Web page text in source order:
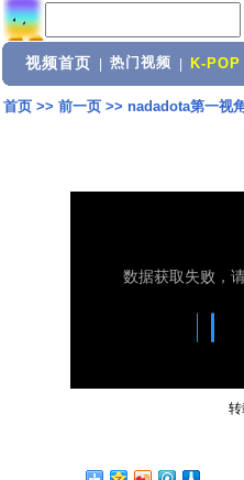
视频首页 热门视频 K-POP
首页>> 前一页>> nadadota第一视
转